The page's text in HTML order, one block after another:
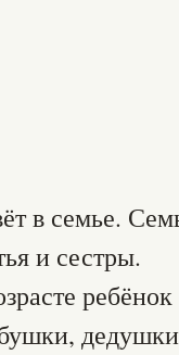
в семье.
и сестры.